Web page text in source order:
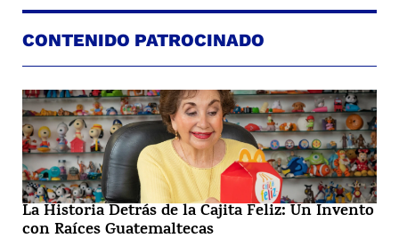
CONTENIDO PATROCINADO
La Historia Detrás de la Cajita Feliz: Un Invento
con Raíces Guatemaltecas